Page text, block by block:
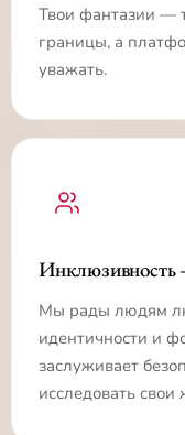
Твои фантазии —
границы, а
уважать.
Инклюзивность
Мы рады людям
идентичности и
заслуживает
исследовать свои